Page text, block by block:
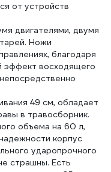
от устройств
двигателями, двумя
Ножи
благодаря
эффект восходящего
49 см, обладает
в травосборник.
объема на 60 л,
корпус
ударопрочного
страшны. Есть